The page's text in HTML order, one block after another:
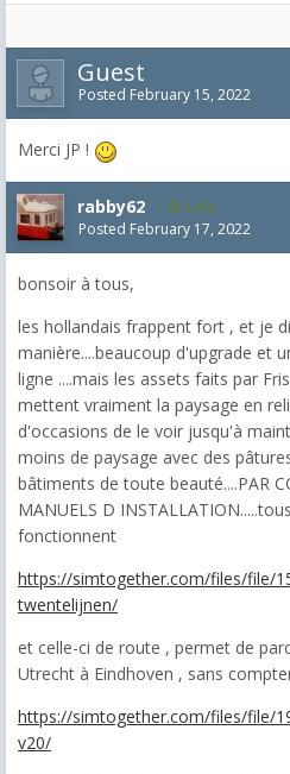
Guest
Posted February 15, 2022
Merci JP !
rabby62 8,454
Posted February 17, 2022
bonsoir à tous,
les hollandais frappent fort , et je
manière....beaucoup d'upgrade et
ligne ....mais les assets faits par
mettent vraiment la paysage en
d'occasions de le voir jusqu'à
moins de paysage avec des
bâtiments de toute beauté....PAR
MANUELS D
fonctionnent
https://simtogether.com/files/file/
twentelijnen/
et celle-ci de route , permet de
Utrecht à Eindhoven , sans
https://simtogether.com/files/file/
v20/